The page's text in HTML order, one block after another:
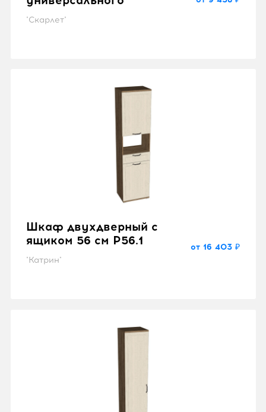
"Скарлет"
Шкаф двухдверный с
ящиком 56 см P56.1
"Катрин"
от 16 403 ₽